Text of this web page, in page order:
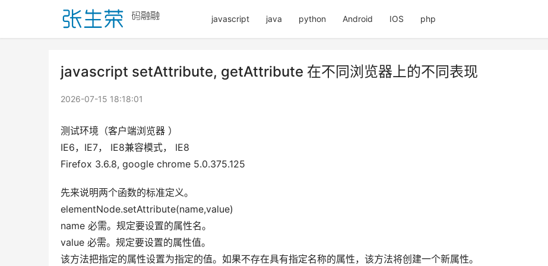
javascript java python Android IOS php
javascript setAttribute, getAttribute 在不同浏览器上的不同表现
2026-07-15 18:18:01
测试环境（客户端浏览器 ）
IE6，IE7， IE8兼容模式， IE8
Firefox 3.6.8, google chrome 5.0.375.125
先来说明两个函数的标准定义。
elementNode.setAttribute(name,value)
name 必需。规定要设置的属性名。
value 必需。规定要设置的属性值。
该方法把指定的属性设置为指定的值。如果不存在具有指定名称的属性，该方法将创建一个新属性。